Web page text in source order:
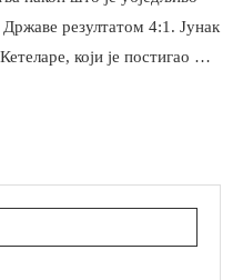
резултатом 4:1. Јунак
који је постигао …